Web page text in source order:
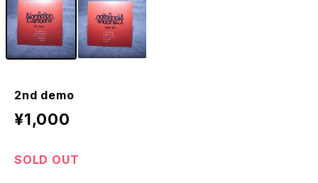
2nd demo
¥1,000
SOLD OUT